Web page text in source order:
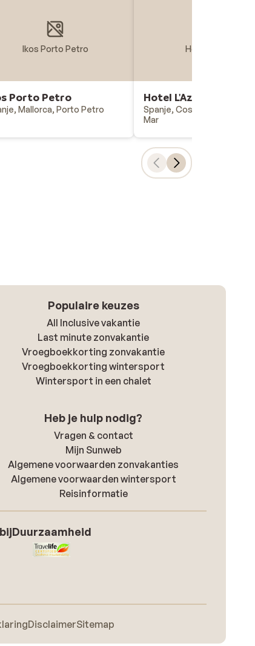
Ikos Porto Petro
Porto Petro
Mallorca, Porto Petro
Hotel L'Azure
Hotel L'Azure
Spanje, Costa Brava,
Mar
Populaire keuzes
All Inclusive vakantie
Last minute zonvakantie
Vroegboekkorting zonvakantie
Vroegboekkorting wintersport
Wintersport in een chalet
Heb je hulp nodig?
Vragen & contact
Mijn Sunweb
Algemene voorwaarden zonvakanties
Algemene voorwaarden wintersport
Reisinformatie
Duurzaamheid
DisclaimerSitemap